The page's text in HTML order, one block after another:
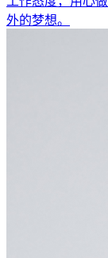
外的梦想。